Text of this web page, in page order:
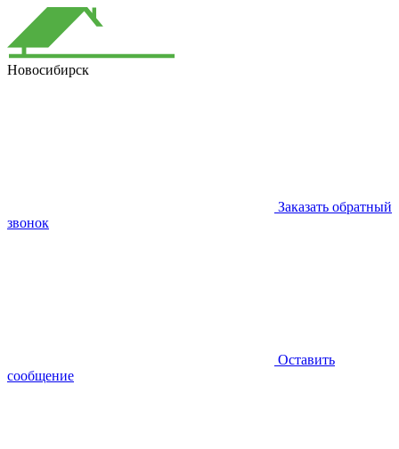
Новосибирск
Заказать обратный
звонок
Оставить
сообщение